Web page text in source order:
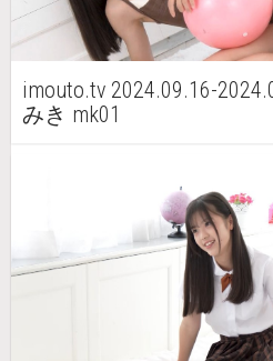
imouto.tv 2024.09.16-
みき mk01